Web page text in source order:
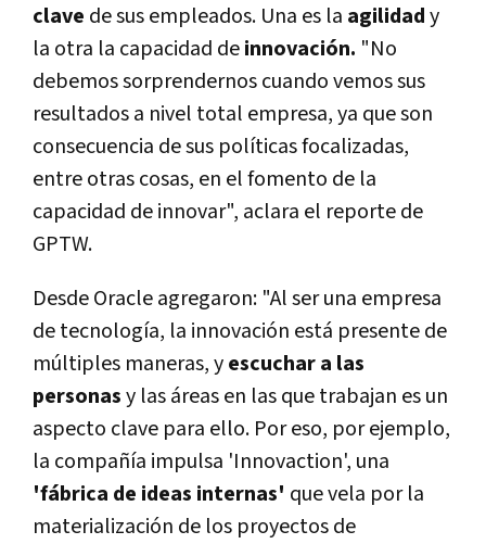
clave de sus empleados. Una es la agilidady
la otra la capacidad deinnovación. "No
debemos sorprendernos cuando vemos sus
resultados a nivel total empresa, ya que son
consecuencia de sus políticas focalizadas,
entre otras cosas, en el fomento de la
capacidad de innovar", aclara el reporte de
GPTW.
Desde Oracle agregaron: "Al ser una empresa
de tecnología, la innovación está presente de
múltiples maneras, yescuchar a las
personasy las áreas en las que trabajan es un
aspecto clave para ello. Por eso, por ejemplo,
la compañía impulsa 'Innovaction', una
'fábrica de ideas internas' que vela por la
materialización de los proyectos de